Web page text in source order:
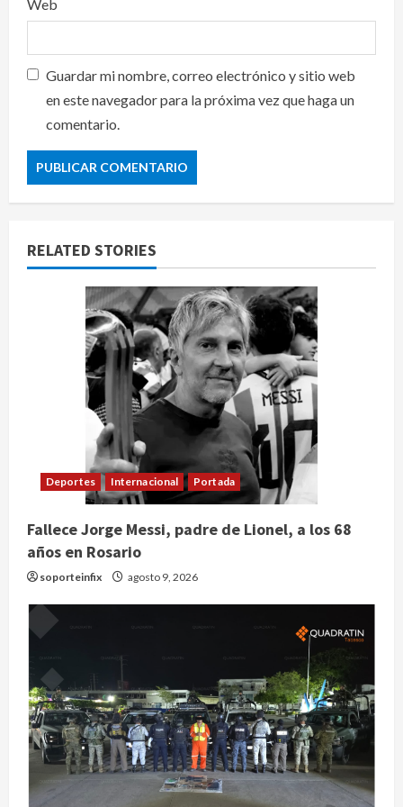
Web
Guardar mi nombre, correo electrónico y sitio web
en este navegador para la próxima vez que haga un
comentario.
RELATED STORIES
Deportes Internacional Portada
Fallece Jorge Messi, padre de Lionel, a los 68
años en Rosario
soporteinfix agosto 9, 2026